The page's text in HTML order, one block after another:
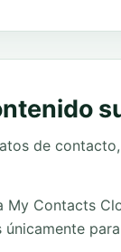
de
Contacts